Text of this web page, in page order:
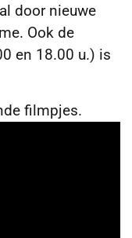
door nieuwe
Ook de
en 18.00 u.) is
filmpjes.